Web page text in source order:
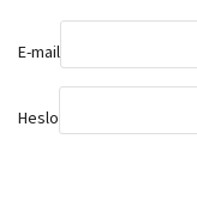
E-mail
Heslo